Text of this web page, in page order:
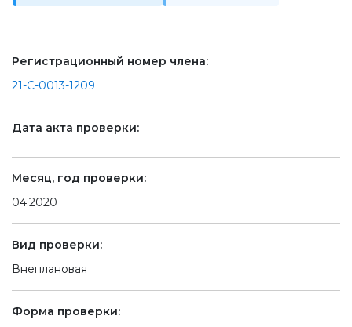
Регистрационный номер члена:
21-С-0013-1209
Дата акта проверки:
Месяц, год проверки:
04.2020
Вид проверки:
Внеплановая
Форма проверки: